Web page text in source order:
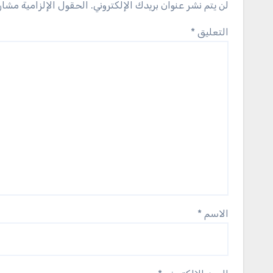
لن يتم نشر عنوان بريدك الإلكتروني. الحقول الإلزامية مشار
التعليق *
الاسم *